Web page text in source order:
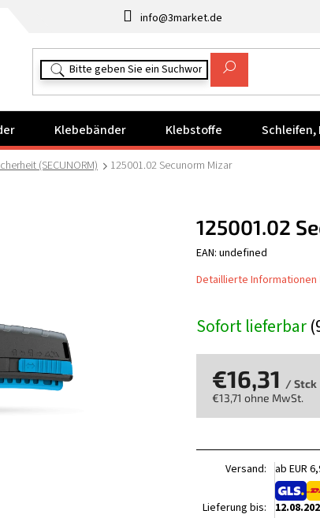
info@3market.de
Klebebänder Klebstoffe Schleifen,
(SECUNORM) 125001.02 Secunorm Mizar
Sofort lieferbar
Detaillierte Informationen
€16,31 / Stck
€13,71 ohne MwSt.
125001.02
EAN: undefined
Versand: ab EUR
Lieferung bis: